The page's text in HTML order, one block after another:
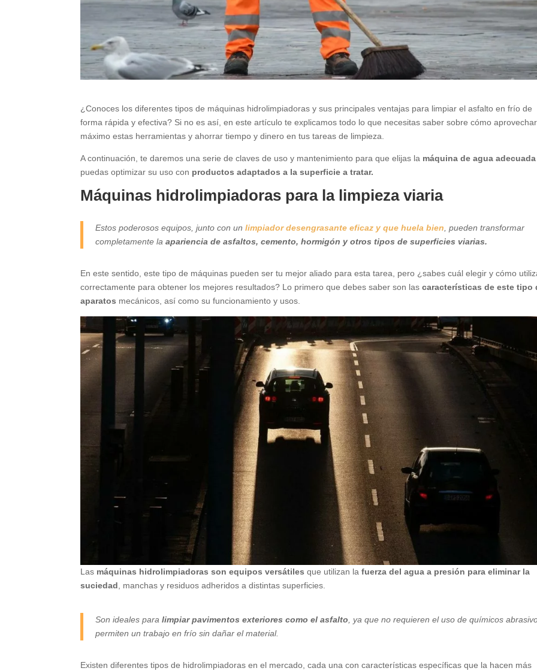
¿Conoces los diferentes tipos de máquinas hidrolimpiadoras y sus principales ventajas para limpiar el asfalto en frío de
forma rápida y efectiva? Si no es así, en este artículo te explicamos todo lo que necesitas saber sobre cómo
máximo estas herramientas y ahorrar tiempo y dinero en tus tareas de limpieza.
A continuación, te daremos una serie de claves de uso y mantenimiento para que elijas la máquina de agua adecuada
puedas optimizar su uso con productos adaptados a la superficie a tratar.
Máquinas hidrolimpiadoras para la limpieza viaria
Estos poderosos equipos, junto con unlimpiador desengrasante eficaz y que huela bien, pueden transformar
completamente laapariencia de asfaltos, cemento, hormigón y otros tipos de superficies viarias.
En este sentido, este tipo de máquinas pueden ser tu mejor aliado para esta tarea, pero ¿sabes cuál elegir y cómo
correctamente para obtener los mejores resultados? Lo primero que debes saber son lascaracterísticas de este tipo
aparatos mecánicos, así como su funcionamiento y usos.
Las máquinas hidrolimpiadoras son equipos versátiles que utilizan lafuerza del agua a presión para eliminar la
suciedad, manchas y residuos adheridos a distintas superficies.
Son ideales paralimpiar pavimentos exteriores como el asfalto, ya que no requieren el uso de químicos
permiten un trabajo en frío sin dañar el material.
Existen diferentes tipos de hidrolimpiadoras en el mercado, cada una con características específicas que la hacen más